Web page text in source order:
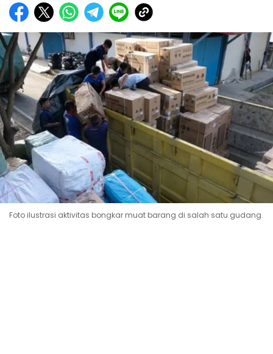
Foto ilustrasi aktivitas bongkar muat barang di salah satu gudang.